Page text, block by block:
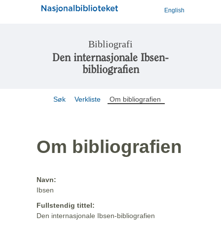
English
Bibliografi
Den internasjonale Ibsen-
bibliografien
Søk Verkliste Om bibliografien
Om bibliografien
Navn:
Ibsen
Fullstendig tittel:
Den internasjonale Ibsen-bibliografien